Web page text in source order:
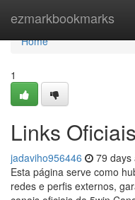
ezmarkbookmarks
Home
Home
1
Links
jadaviho956446 79 days
Esta página serve como
redes e perfis externos,